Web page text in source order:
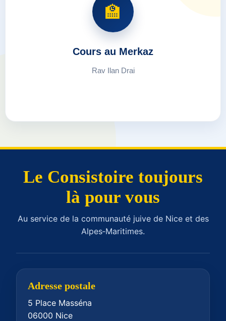
🏫
Cours au Merkaz
Rav Ilan Drai
Le Consistoire toujours
là pour vous
Au service de la communauté juive de Nice et des
Alpes‑Maritimes.
Adresse postale
5 Place Masséna
06000 Nice